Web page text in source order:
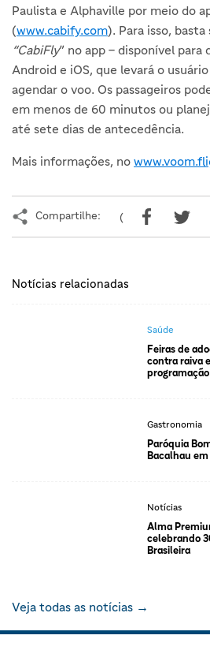
Paulista e Alphaville por meio do
(www.cabify.com). Para isso,
“CabiFly” no app – disponível para
Android e iOS, que levará o
agendar o voo. Os passageiros
em menos de 60 minutos ou
até sete dias de antecedência.
Mais informações, no
Compartilhe: (
Notícias relacionadas
Saúde
Feiras de
contra raiva
Gastronomia
Paróquia
Bacalhau
Notícias
Alma
celebrando
Brasileira
Veja todas as notícias →